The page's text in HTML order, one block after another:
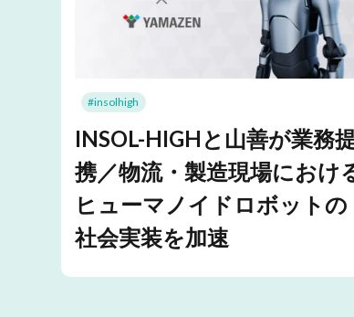
#insolhigh
INSOL-HIGHと山善が業務
携／物流・製造現場におけ
ヒューマノイドロボットの
社会実装を加速